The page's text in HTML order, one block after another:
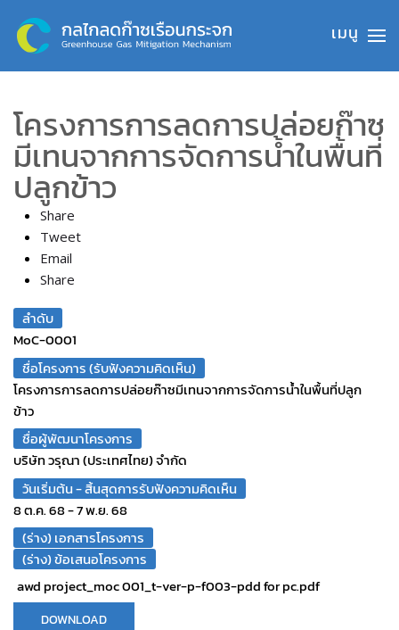
Skip to main content
โครงการการลดการปล่อยก๊าซ
มีเทนจากการจัดการน้ำในพื้นที่
ปลูกข้าว
Share
Tweet
Email
Share
ลำดับ
MoC-0001
ชื่อโครงการ (รับฟังความคิดเห็น)
โครงการการลดการปล่อยก๊าซมีเทนจากการจัดการน้ำในพื้นที่ปลูก
ข้าว
ชื่อผู้พัฒนาโครงการ
บริษัท วรุณา (ประเทศไทย) จำกัด
วันเริ่มต้น - สิ้นสุดการรับฟังความคิดเห็น
8 ต.ค. 68 - 7 พ.ย. 68
(ร่าง) เอกสารโครงการ
(ร่าง) ข้อเสนอโครงการ
awd project_moc 001_t-ver-p-f003-pdd for pc.pdf
DOWNLOAD